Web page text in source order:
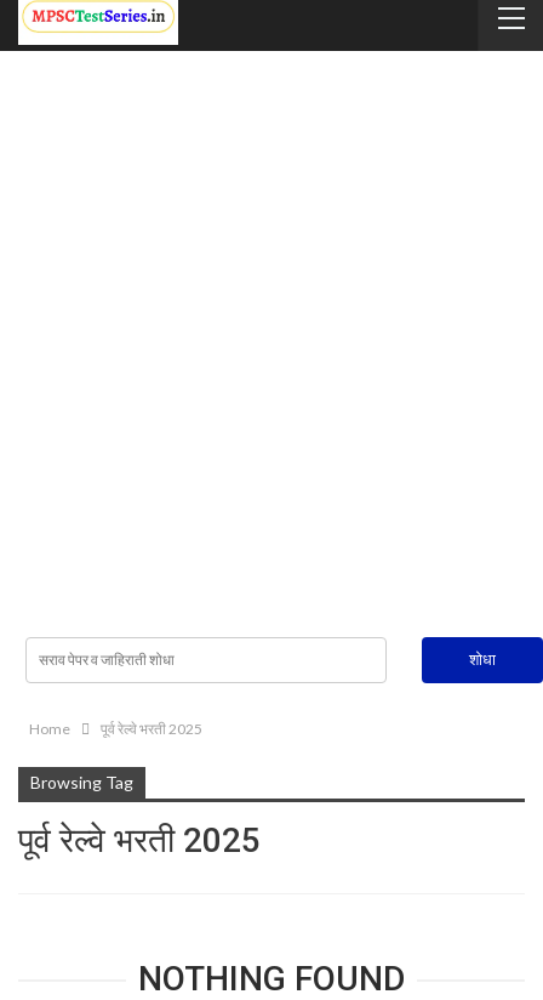
Home पूर्व रेल्वे भरती 2025
Browsing Tag
पूर्व रेल्वे भरती 2025
NOTHING FOUND